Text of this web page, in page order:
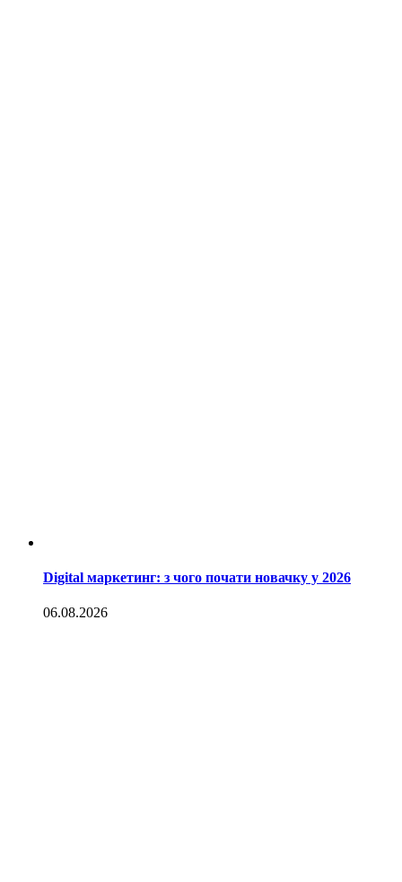
Digital маркетинг: з чого почати новачку у 2026
06.08.2026